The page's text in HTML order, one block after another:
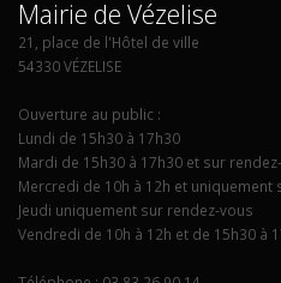
Mairie de Vézelise
21, place de l'Hôtel de ville
54330 VÉZELISE
Ouverture au public :
Lundi de 15h30 à 17h30
Mardi de 15h30 à 17h30 et sur
Mercredi de 10h à 12h et
Jeudi uniquement sur rendez-vous
Vendredi de 10h à 12h et de 15h30 à